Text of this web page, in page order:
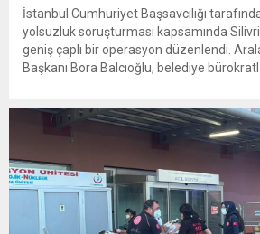
İstanbul Cumhuriyet Başsavcılığı
yolsuzluk soruşturması kapsamında
geniş çaplı bir operasyon düzenlendi.
Başkanı Bora Balcıoğlu, belediye
inceleme ve arama çalışmaları devam